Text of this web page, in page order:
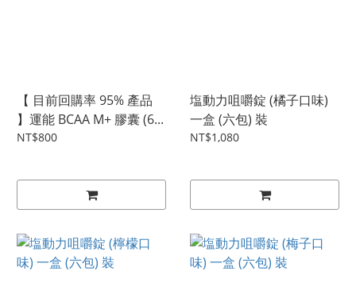
【 目前回購率 95% 產品
】運能 BCAA M+ 膠囊 (6...
NT$800
塩動力咀嚼錠 (橘子口味)
一盒 (六包) 裝
NT$1,080